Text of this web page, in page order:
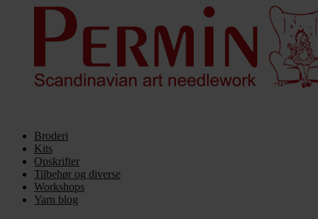
Broderi
Kits
Opskrifter
Tilbehør og diverse
Workshops
Yarn blog